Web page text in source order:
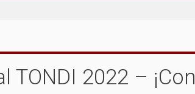
TONDI 2022 – ¡Con